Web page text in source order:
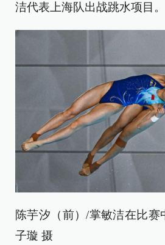
洁代表上海队出战跳水项目。
陈芋汐（前）/掌敏洁在比赛
子璇 摄